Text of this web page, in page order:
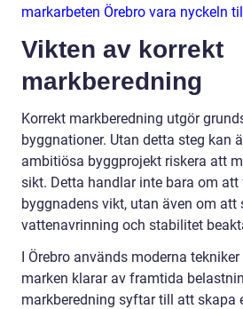
markarbeten Örebro vara nyckeln
Vikten av korrekt
markberedning
Korrekt markberedning utgör
byggnationer. Utan detta steg kan
ambitiösa byggprojekt riskera att
sikt. Detta handlar inte bara om
byggnadens vikt, utan även om att
vattenavrinning och stabilitet
I Örebro används moderna
marken klarar av framtida
markberedning syftar till att skapa